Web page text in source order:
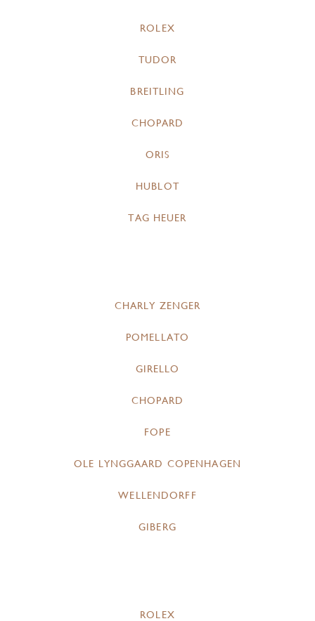
ROLEX
TUDOR
BREITLING
CHOPARD
ORIS
HUBLOT
TAG HEUER
CHARLY ZENGER
POMELLATO
GIRELLO
CHOPARD
FOPE
OLE LYNGGAARD COPENHAGEN
WELLENDORFF
GIBERG
ROLEX